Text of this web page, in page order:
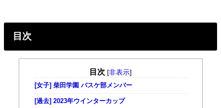
目次
目次 [非表示]
[女子] 柴田学園 バスケ部メンバー
[過去] 2023年ウインターカップ